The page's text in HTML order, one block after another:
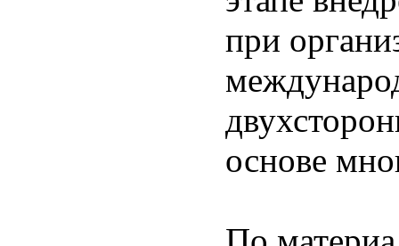
при
основе